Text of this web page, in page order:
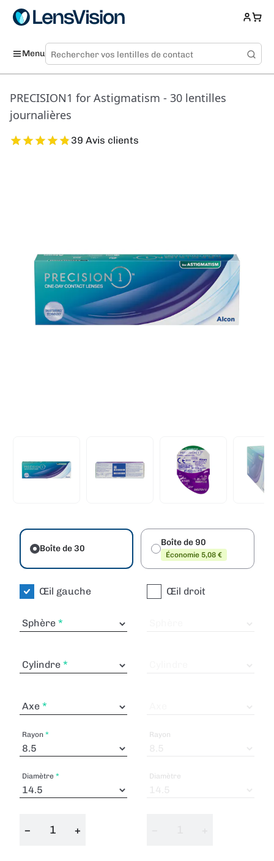
Menu
PRECISION1 for Astigmatism - 30 lentilles
journalières
39 Avis clients
Boîte de 30
Boîte de 90
Économie 5,08 €
Œil gauche
Sphère
Cylindre
Axe
Rayon
Diamètre
− +
Œil droit
Rayon
Diamètre